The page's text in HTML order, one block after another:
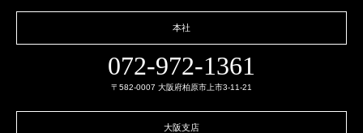
本社
072-972-1361
〒582-0007 大阪府柏原市上市3-11-21
大阪支店